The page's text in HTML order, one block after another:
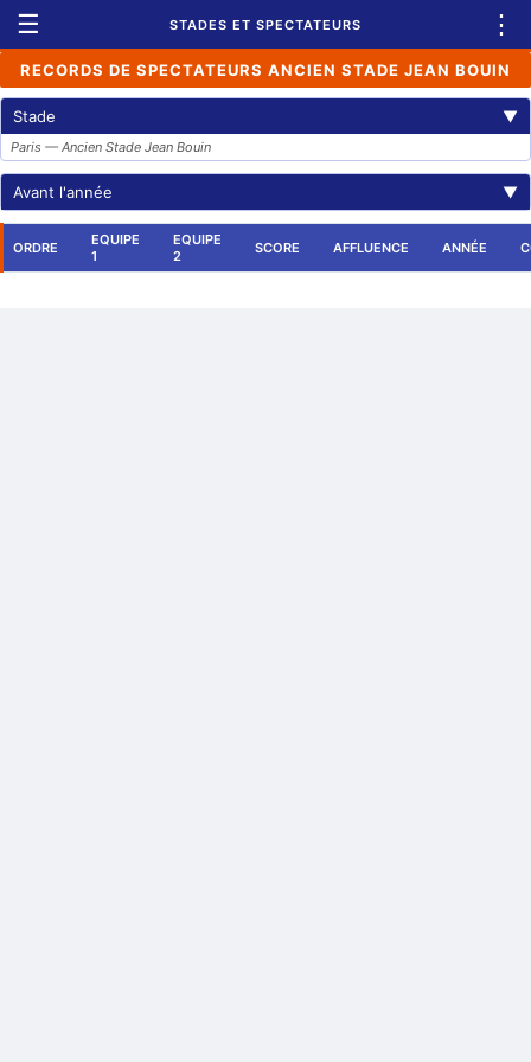
☰ STADES ET SPECTATEURS ⋮
RECORDS DE SPECTATEURS ANCIEN STADE JEAN BOUIN
Stade ▼
Paris — Ancien Stade Jean Bouin
Avant l'année ▼
ORDRE
EQUIPE
1
EQUIPE
2
SCORE AFFLUENCE ANNÉE